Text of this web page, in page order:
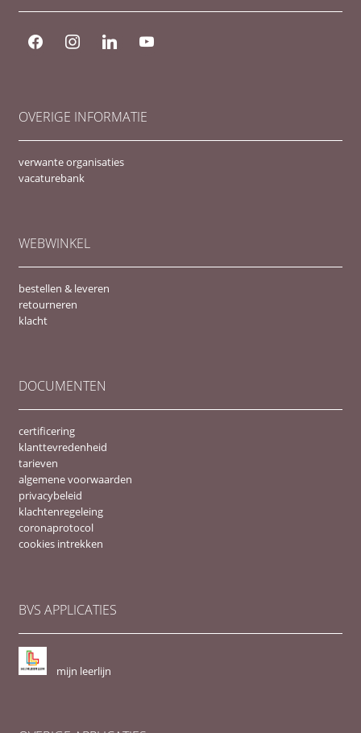
facebook instagramlinkedin youtube
OVERIGE INFORMATIE
verwante organisaties
vacaturebank
WEBWINKEL
bestellen & leveren
retourneren
klacht
DOCUMENTEN
certificering
klanttevredenheid
tarieven
algemene voorwaarden
privacybeleid
klachtenregeleing
coronaprotocol
cookies intrekken
BVS APPLICATIES
mijn leerlijn